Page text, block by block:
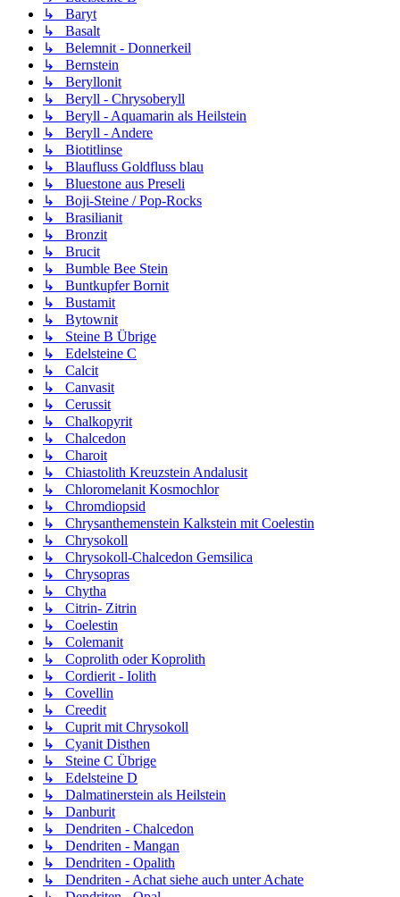
↳ Baryt
↳ Basalt
↳ Belemnit - Donnerkeil
↳ Bernstein
↳ Beryllonit
↳ Beryll - Chrysoberyll
↳ Beryll - Aquamarin als Heilstein
↳ Beryll - Andere
↳ Biotitlinse
↳ Blaufluss Goldfluss blau
↳ Bluestone aus Preseli
↳ Boji-Steine / Pop-Rocks
↳ Brasilianit
↳ Bronzit
↳ Brucit
↳ Bumble Bee Stein
↳ Buntkupfer Bornit
↳ Bustamit
↳ Bytownit
↳ Steine B Übrige
↳ Edelsteine C
↳ Calcit
↳ Canvasit
↳ Cerussit
↳ Chalkopyrit
↳ Chalcedon
↳ Charoit
↳ Chiastolith Kreuzstein Andalusit
↳ Chloromelanit Kosmochlor
↳ Chromdiopsid
↳ Chrysanthemenstein Kalkstein mit Coelestin
↳ Chrysokoll
↳ Chrysokoll-Chalcedon Gemsilica
↳ Chrysopras
↳ Chytha
↳ Citrin- Zitrin
↳ Coelestin
↳ Colemanit
↳ Coprolith oder Koprolith
↳ Cordierit - Iolith
↳ Covellin
↳ Creedit
↳ Cuprit mit Chrysokoll
↳ Cyanit Disthen
↳ Steine C Übrige
↳ Edelsteine D
↳ Dalmatinerstein als Heilstein
↳ Danburit
↳ Dendriten - Chalcedon
↳ Dendriten - Mangan
↳ Dendriten - Opalith
↳ Dendriten - Achat siehe auch unter Achate